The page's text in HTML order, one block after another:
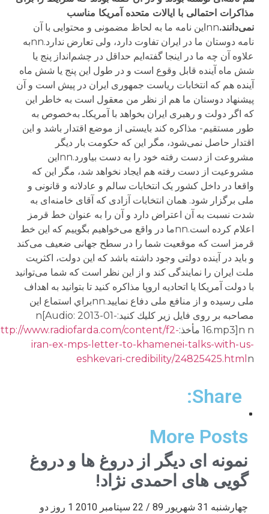
مذاکرات احتمالی با ایالات متحده آمریکا مناسب
نمی‌دانند.
nnاین نامه ما به لحاظ مضمونی و محتوایی با آن
نامه دوستان ما در ایران تفاوت دارد، ولی تعارض ندارد.nnبه
علاوه آن چه ما در اینجا گفته‌ایم حداقل در چشم‌انداز پنج یا
شش ماه آینده قابل وقوع است و در طول این پنج یا شش ماه
آینده هم که انتخابات ریاست جمهوری ایران در پیش است و آن
پیشنهاد دوستان ما هم از نظر من معقول است به خاطر این
که اگر دولت و رهبری ایران بخواهد با آمریکا‌ـ به‌خصوص به
طور مستقیم- مذاکره کند بایستی از موضع اقتدار باشد و این
اقتدار حاصل نمی‌شود، مگر این که حکومت بار دیگر
مشروعت از دست رفته خود را به دست بیاورد.nnاین
مشروعیت از دست رفته هم ایجاد نخواهد شد، مگر این که
واقعا در داخل کشور یک انتخابات سالم و عادلانه و قانونی و
ملی برگزار شود.‌‌ همان انتخابات آزادی که آقای خامنه‌ای به
شدت نسبت به آن اعتراض دارد و آن را به عنوان خط قرمز
اعلام کرده است.nnما در واقع می‌خواهیم بگوییم که این خط
قرمز است که موقعیت شما را در سطح جهانی ضعیف می‌کند
و باید در آینده دولتی وجود داشته باشد که این دولت، اکثریت
ملت ایران را نمایندگی کند و از این نظر است که شما می‌توانید
با دولت آمریکا یا اتحادیه اروپا مذاکره کنید تا بتوانید به اهداف
ملی رسیده و از منافع ملی دفاع نمایید.nnبراي استماع اين
مصاحبه بر روى فايل زير كليك كنيد:n[Audio: 2013-01-
16.mp3]n n مأخذ:n
http://www.radiofarda.com/content/f2-
iran-ex-mps-letter-to-khamenei-talks-with-us-
eshkevari-credibility/24825425.html
Share:
More Posts
نمونه ای دیگر از دروغ ها و دروغ
گویی های احمدی نژاد!
چهارشنبه 31 شهریور 89 / 22 سپتامبر 2010 1 روز دو